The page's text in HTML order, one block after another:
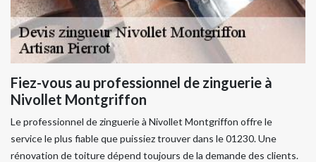
Fiez-vous au professionnel de zinguerie à
Nivollet Montgriffon
Le professionnel de zinguerie à Nivollet Montgriffon offre le
service le plus fiable que puissiez trouver dans le 01230. Une
rénovation de toiture dépend toujours de la demande des clients.